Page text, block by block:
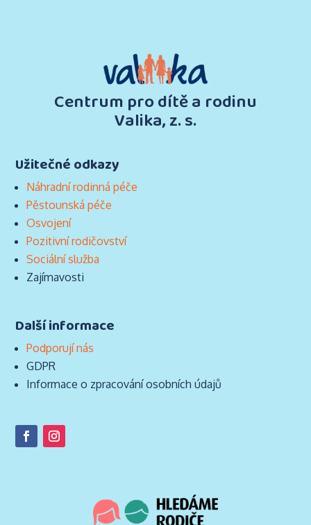
Centrum pro dítě a rodinu
Valika, z. s.
Užitečné odkazy
Náhradní rodinná péče
Pěstounská péče
Osvojení
Pozitivní rodičovství
Sociální služba
Zajímavosti
Další informace
Podporují nás
GDPR
Informace o zpracování osobních údajů